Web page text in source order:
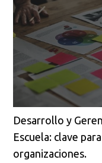
Desarrollo y
Escuela: clave
organizaciones.